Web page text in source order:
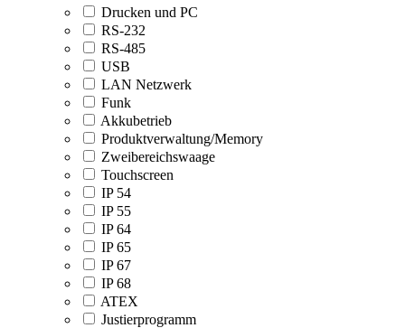
Drucken und PC
RS-232
RS-485
USB
LAN Netzwerk
Funk
Akkubetrieb
Produktverwaltung/Memory
Zweibereichswaage
Touchscreen
IP 54
IP 55
IP 64
IP 65
IP 67
IP 68
ATEX
Justierprogramm